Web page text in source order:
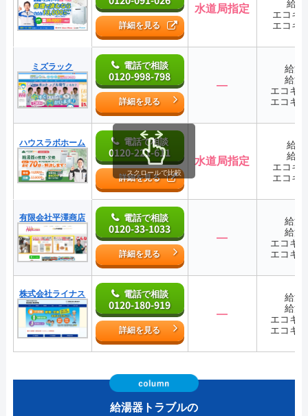
詳細を見る
水道局指定
給
エコキ
エコキ
ミズラック 電話で相談
0120-998-798
詳細を見る
―
給湯
給湯
エコキ
エコキ
ハウスラボホーム 電話で相談
0120-221-611
詳細を見る
水道局指定
給
給
エコキ
エコキ
有限会社平澤商店 電話で相談
0120-33-1033
詳細を見る
―
給湯
給湯
エコキ
エコキ
株式会社ライナス 電話で相談
0120-180-919
詳細を見る
―
給湯
給湯
エコキ
エコキ
スクロールで比較
給湯器トラブルの